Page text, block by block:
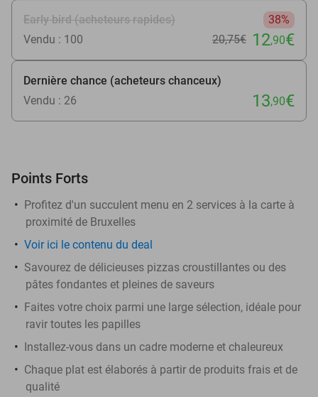
Early bird (acheteurs rapides)
38%
Vendu : 100
20,75€ 12,90€
Dernière chance (acheteurs chanceux)
Vendu : 26
13,90€
Points Forts
Profitez d'un succulent menu en 2 services à la carte à
proximité de Bruxelles
Voir ici le contenu du deal
Savourez de délicieuses pizzas croustillantes ou des
pâtes fondantes et pleines de saveurs
Faites votre choix parmi une large sélection, idéale pour
ravir toutes les papilles
Installez-vous dans un cadre moderne et chaleureux
Chaque plat est élaborés à partir de produits frais et de
qualité